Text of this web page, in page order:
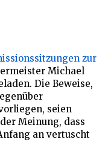
zur
Michael
Die Beweise,
seien
Meinung, dass
an vertuscht